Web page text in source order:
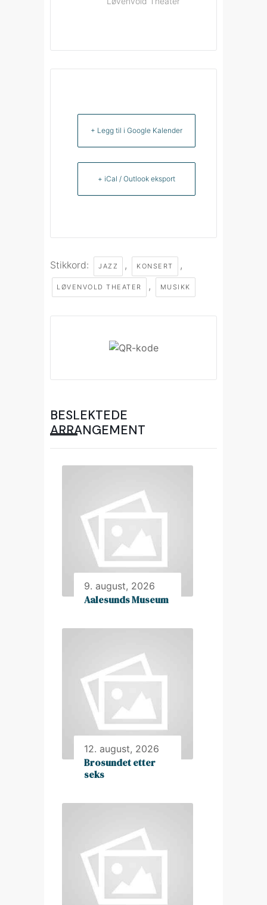
+ Legg til i Google Kalender
+ iCal / Outlook eksport
Stikkord: JAZZ , KONSERT ,
LØVENVOLD THEATER , MUSIKK
BESLEKTEDE
ARRANGEMENT
9. august, 2026
Aalesunds Museum
12. august, 2026
Brosundet etter
seks